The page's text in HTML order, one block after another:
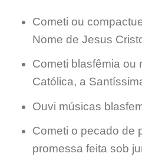
Cometi ou
Nome de Jesus
Cometi blasfêmia ou
Católica, a
Ouvi músicas
Cometi o pecado de
promessa feita sob